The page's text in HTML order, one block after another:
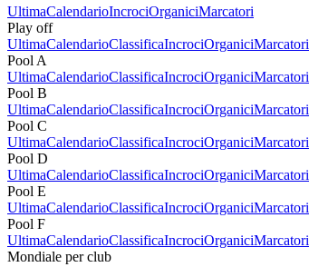
UltimaCalendarioIncrociOrganiciMarcatori
Play off
UltimaCalendarioClassificaIncrociOrganiciMarcatori
Pool A
UltimaCalendarioClassificaIncrociOrganiciMarcatori
Pool B
UltimaCalendarioClassificaIncrociOrganiciMarcatori
Pool C
UltimaCalendarioClassificaIncrociOrganiciMarcatori
Pool D
UltimaCalendarioClassificaIncrociOrganiciMarcatori
Pool E
UltimaCalendarioClassificaIncrociOrganiciMarcatori
Pool F
UltimaCalendarioClassificaIncrociOrganiciMarcatori
Mondiale per club